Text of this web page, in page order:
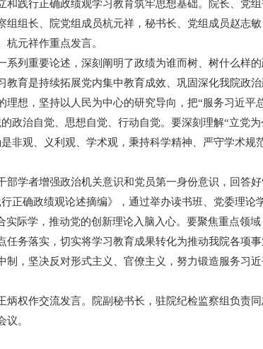
践行正确政绩观学习教育筑牢思想基础。院长、党
组长、院党组成员杭元祥，秘书长、党组成员赵志
元祥作重点发言。
列重要论述，深刻阐明了政绩为谁而树、树什么样
育是持续拓展党内集中教育成效、巩固深化我院政
想，坚持以人民为中心的研究导向，把“服务习近平
政治自觉、思想自觉、行动自觉。要深刻理解“立党
非观、义利观、学术观，秉持科学精神、严守学术规
者增强政治机关意识和党员第一身份意识，回答好
正确政绩观论述摘编》，通过举办读书班、党委理论
际学，推动党的创新理论入脑入心。要聚焦重点领
务落实，切实将学习教育成果转化为推动我院各项
，坚决反对形式主义、官僚主义，努力锻造服务习
作交流发言。院副秘书长，驻院纪检监察组负责同
。